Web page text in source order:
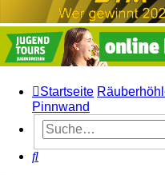
Startseite
Pinnwand
Suche